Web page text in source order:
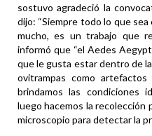
sostuvo agradeció la
dijo: “Siempre todo lo que
mucho, es un trabajo que
informó que “el Aedes
que le gusta estar dentro de
ovitrampas como
brindamos las condiciones
luego hacemos la recolección
microscopio para detectar la